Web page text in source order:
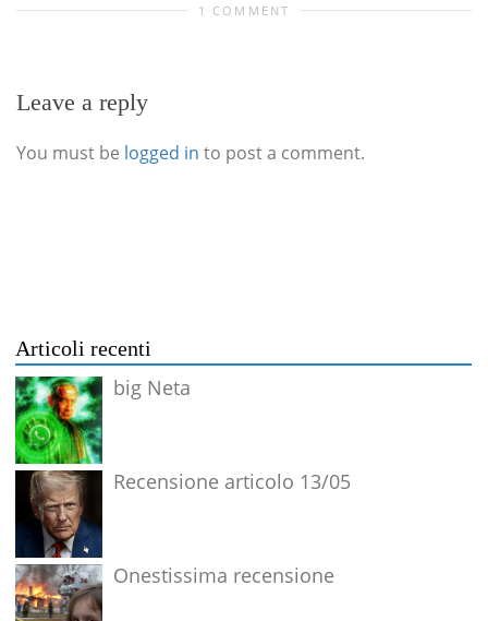
1 COMMENT
Leave a reply
You must be logged in to post a comment.
Articoli recenti
big Neta
Recensione articolo 13/05
Onestissima recensione